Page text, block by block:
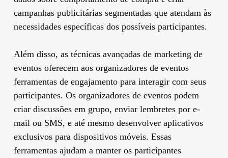
campanhas publicitárias segmentadas que atendam às
necessidades específicas dos possíveis participantes.
Além disso, as técnicas avançadas de marketing de
eventos oferecem aos organizadores de eventos
ferramentas de engajamento para interagir com seus
participantes. Os organizadores de eventos podem
criar discussões em grupo, enviar lembretes por e-
mail ou SMS, e até mesmo desenvolver aplicativos
exclusivos para dispositivos móveis. Essas
ferramentas ajudam a manter os participantes